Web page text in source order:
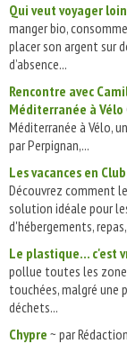
Qui veut voyager
manger bio,
placer son argent sur
d’absence...
Rencontre avec
Méditerranée à Vélo
Méditerranée à Vélo,
par Perpignan,...
Les vacances en
Découvrez comment
solution idéale pour
d'hébergements,
Le plastique... c'est
pollue toutes les
touchées, malgré une
déchets...
Chypre ~ par